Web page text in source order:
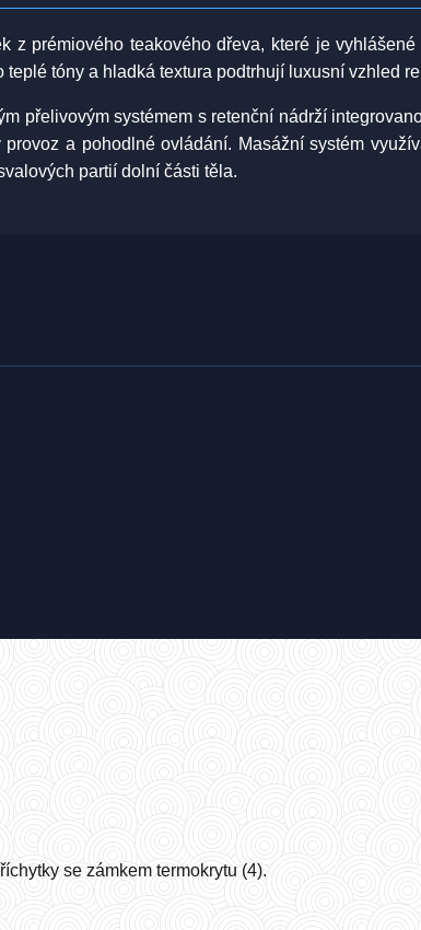
z prémiového teakového dřeva, které je
tóny a hladká textura podtrhují luxusní vzhled
přelivovým systémem s retenční nádrží
a pohodlné ovládání. Masážní systém
partií dolní části těla.
se zámkem termokrytu (4).